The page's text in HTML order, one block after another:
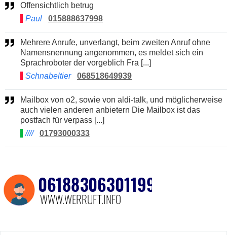
Offensichtlich betrug
Paul
015888637998
Mehrere Anrufe, unverlangt, beim zweiten Anruf ohne
Namensnennung angenommen, es meldet sich ein
Sprachroboter der vorgeblich Fra [...]
Schnabeltier
068518649939
Mailbox von o2, sowie von aldi-talk, und möglicherweise
auch vielen anderen anbietern Die Mailbox ist das
postfach für verpass [...]
////
01793000333